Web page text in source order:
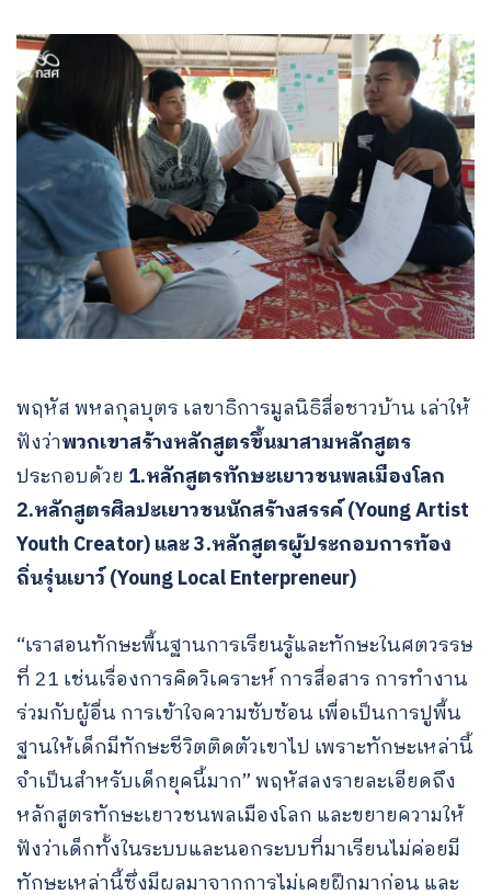
พฤหัส พหลกุลบุตร เลขาธิการมูลนิธิสื่อชาวบ้าน เล่าให้
ฟังว่าพวกเขาสร้างหลักสูตรขึ้นมาสามหลักสูตร
ประกอบด้วย 1.หลักสูตรทักษะเยาวชนพลเมืองโลก
2.หลักสูตรศิลปะเยาวชนนักสร้างสรรค์ (Young Artist
Youth Creator) และ 3.หลักสูตรผู้ประกอบการท้อง
ถิ่นรุ่นเยาว์ (Young Local Enterpreneur)
“เราสอนทักษะพื้นฐานการเรียนรู้และทักษะในศตวรรษ
ที่ 21 เช่นเรื่องการคิดวิเคราะห์ การสื่อสาร การทำงาน
ร่วมกับผู้อื่น การเข้าใจความซับซ้อน เพื่อเป็นการปูพื้น
ฐานให้เด็กมีทักษะชีวิตติดตัวเขาไป เพราะทักษะเหล่านี้
จำเป็นสำหรับเด็กยุคนี้มาก” พฤหัสลงรายละเอียดถึง
หลักสูตรทักษะเยาวชนพลเมืองโลก และขยายความให้
ฟังว่าเด็กทั้งในระบบและนอกระบบที่มาเรียนไม่ค่อยมี
ทักษะเหล่านี้ซึ่งมีผลมาจากการไม่เคยฝึกมาก่อน และ